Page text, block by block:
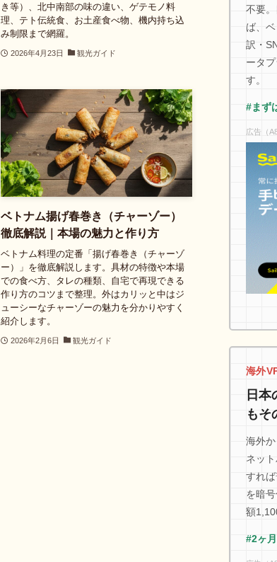
き等）、北中南部の味の違い、ゲテモノ料
理、テト伝統食、お土産食べ物、機内持ち込
み制限まで網羅。
2026年4月23日 観光ガイド
ベトナム揚げ春巻き（チャーゾー）
徹底解説｜本場の魅力と作り方
ベトナム料理の定番「揚げ春巻き（チャーゾ
ー）」を徹底解説します。具材の特徴や本場
での食べ方、タレの種類、自宅で再現できる
作り方のコツまで整理。外はカリッと中はジ
ューシーなチャーゾーの魅力を分かりやすく
紹介します。
2026年2月6日 観光ガイド
不要
ば、
訳・
ータ
す。
#まず
広告（
海外
日本
もそ
海外
ネッ
すれ
を暗
額
#2ヶ